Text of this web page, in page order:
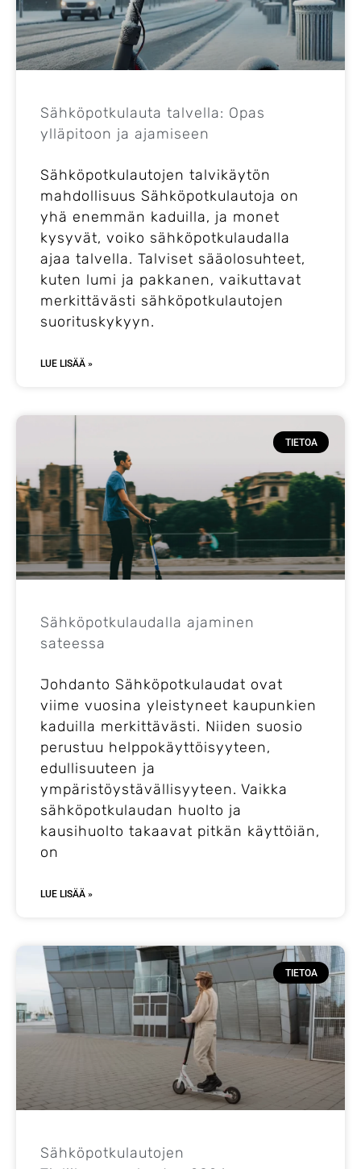
Sähköpotkulauta talvella: Opas
ylläpitoon ja ajamiseen
Sähköpotkulautojen talvikäytön
mahdollisuus Sähköpotkulautoja on
yhä enemmän kaduilla, ja monet
kysyvät, voiko sähköpotkulaudalla
ajaa talvella. Talviset sääolosuhteet,
kuten lumi ja pakkanen, vaikuttavat
merkittävästi sähköpotkulautojen
suorituskykyyn.
LUE LISÄÄ »
TIETOA
Sähköpotkulaudalla ajaminen
sateessa
Johdanto Sähköpotkulaudat ovat
viime vuosina yleistyneet kaupunkien
kaduilla merkittävästi. Niiden suosio
perustuu helppokäyttöisyyteen,
edullisuuteen ja
ympäristöystävällisyyteen. Vaikka
sähköpotkulaudan huolto ja
kausihuolto takaavat pitkän käyttöiän,
on
LUE LISÄÄ »
TIETOA
Sähköpotkulautojen